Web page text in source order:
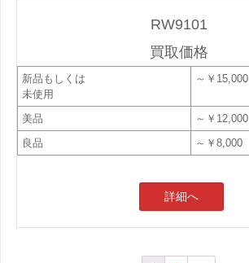
RW9101
買取価格
新品もしくは
未使用
～￥15,000
美品
～￥12,000
良品
～￥8,000
詳細へ